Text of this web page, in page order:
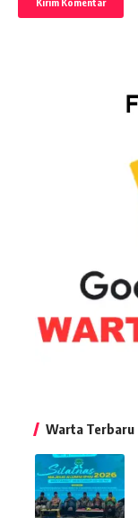
Warta Terbaru